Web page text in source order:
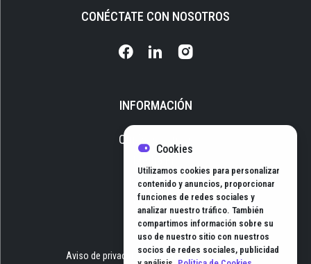
INFORMACIÓN
Quiénes somos
Newsletter
Contacto
CONÉCTATE CON NOSOTROS
Aviso de privacidad Términos y Condiciones
Cookies
Utilizamos cookies para personalizar
contenido y anuncios, proporcionar
funciones de redes sociales y
analizar nuestro tráfico. También
compartimos información sobre su
uso de nuestro sitio con nuestros
socios de redes sociales, publicidad